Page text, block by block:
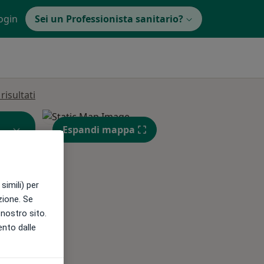
Sei un Professionista sanitario?
Espandi mappa
per
Se
sito.
dalle